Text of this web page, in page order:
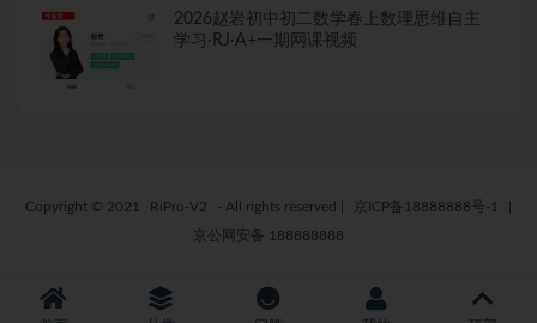
2026赵岩初中初二数学春上数理思维自主
学习·RJ·A+一期网课视频
Copyright © 2021 RiPro-V2 - All rights reserved 京ICP备18888888号-1
京公网安备 188888888